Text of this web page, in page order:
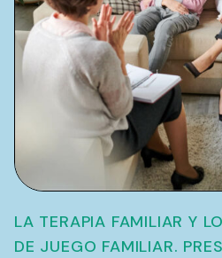
LA TERAPIA FAMILIAR Y
DE JUEGO FAMILIAR.